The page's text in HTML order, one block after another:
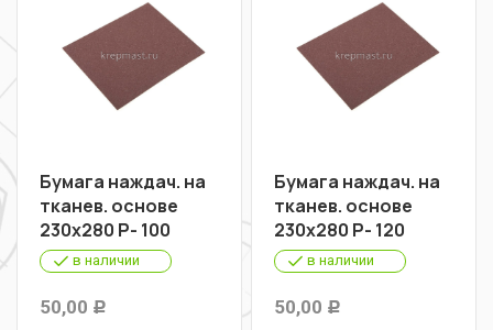
Бумага наждач. на
тканев. основе
230х280 Р- 100
в наличии
50,00 Р
Бумага наждач. на
тканев. основе
230х280 Р- 120
в наличии
50,00 Р